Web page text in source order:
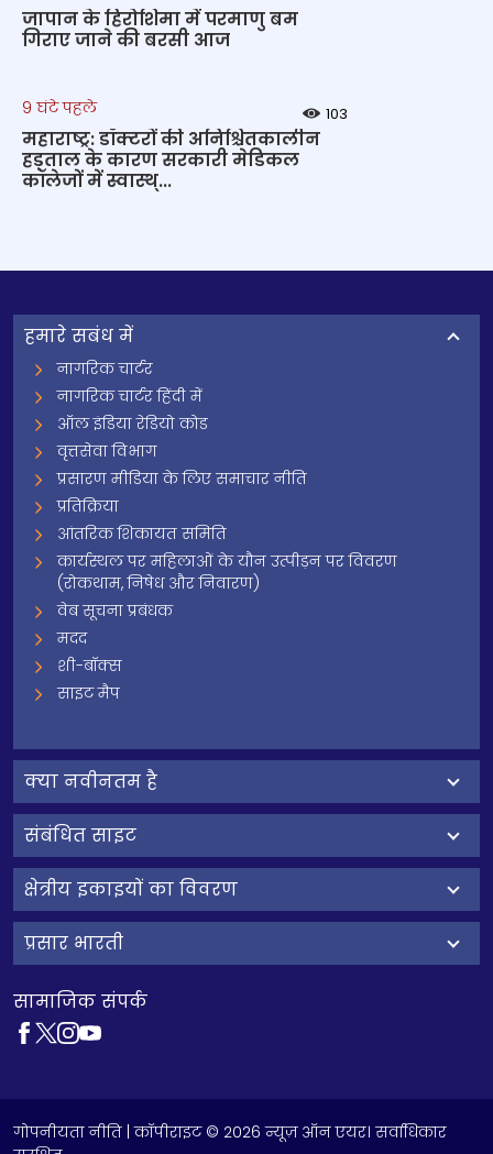
जापान के हिरोशिमा में परमाणु बम
गिराए जाने की बरसी आज
9 घंटे पहले 103
महाराष्ट्र: डॉक्टरों की अनिश्चितकालीन
हड़ताल के कारण सरकारी मेडिकल
कॉलेजों में स्वास्थ्...
हमारे सबंध में
नागरिक चार्टर
नागरिक चार्टर हिंदी में
ऑल इंडिया रेडियो कोड
वृत्तसेवा विभाग
प्रसारण मीडिया के लिए समाचार नीति
प्रतिक्रिया
आंतरिक शिकायत समिति
कार्यस्थल पर महिलाओं के यौन उत्पीड़न पर विवरण
(रोकथाम, निषेध और निवारण)
वेब सूचना प्रबंधक
मदद
शी-बॉक्स
साइट मैप
क्‍या नवीनतम है
संबंधित साइट
क्षेत्रीय इकाइयों का विवरण
प्रसार भारती
सामाजिक संपर्क
गोपनीयता नीति | कॉपीराइट © 2026 न्यूज़ ऑन एयर। सर्वाधिकार